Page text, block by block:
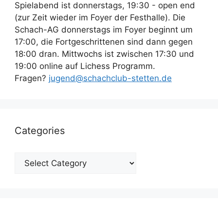
Spielabend ist donnerstags, 19:30 - open end
(zur Zeit wieder im Foyer der Festhalle). Die
Schach-AG donnerstags im Foyer beginnt um
17:00, die Fortgeschrittenen sind dann gegen
18:00 dran. Mittwochs ist zwischen 17:30 und
19:00 online auf Lichess Programm.
Fragen? jugend@schachclub-stetten.de
Categories
Categories